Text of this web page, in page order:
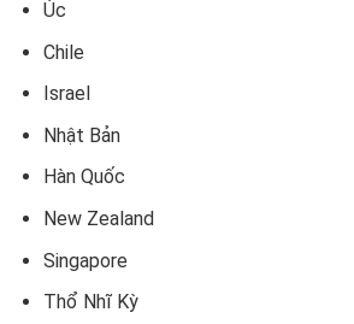
Úc
Chile
Israel
Nhật Bản
Hàn Quốc
New Zealand
Singapore
Thổ Nhĩ Kỳ